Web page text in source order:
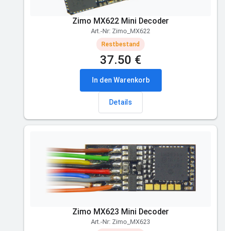
Zimo MX622 Mini Decoder
Art.-Nr: Zimo_MX622
Restbestand
37.50 €
In den Warenkorb
Details
Zimo MX623 Mini Decoder
Art.-Nr: Zimo_MX623